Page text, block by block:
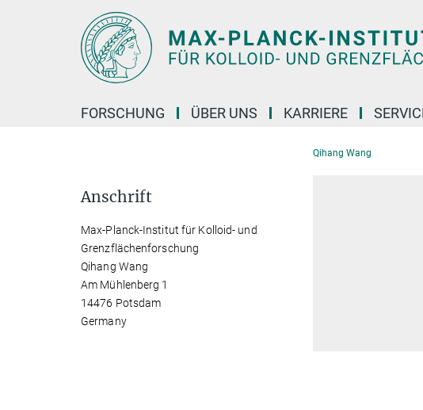
FORSCHUNG ÜBER UNS KARRIERE
Qihang Wang
Anschrift
Max-Planck-Institut für Kolloid- und
Grenzflächenforschung
Qihang Wang
Am Mühlenberg 1
14476 Potsdam
Germany